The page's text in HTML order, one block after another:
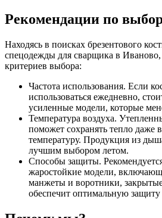
Рекомендации по
Находясь в поисках брезентового
спецодежды для сварщика в Иваново,
критериев выбора:
Частота использования. Если
использоваться ежедневно,
усиленные модели, которые
Температура воздуха.
поможет сохранять тепло даже
температуру. Продукция из
лучшим выбором летом.
Способы защиты.
жаростойкие модели,
манжеты и воротники,
обеспечит оптимальную